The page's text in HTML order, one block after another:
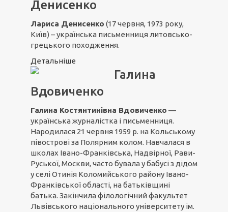
Денисенко
Лариса Денисенко (17 червня, 1973 року,
Київ) – українська письменниця литовсько-
грецького походження.
Детальніше
Галина
Вдовиченко
Галина Костянтинівна Вдовиченко —
українська журналістка і письменниця.
Народилася 21 червня 1959 р. на Кольському
півострові за Полярним колом. Навчалася в
школах Івано-Франківська, Надвірної, Рави-
Руської, Москви, часто бувала у бабусі з дідом
у селі Отинія Коломийського району Івано-
Франківської області, на батьківщині
батька. Закінчила філологічний факультет
Львівського національного університету ім.